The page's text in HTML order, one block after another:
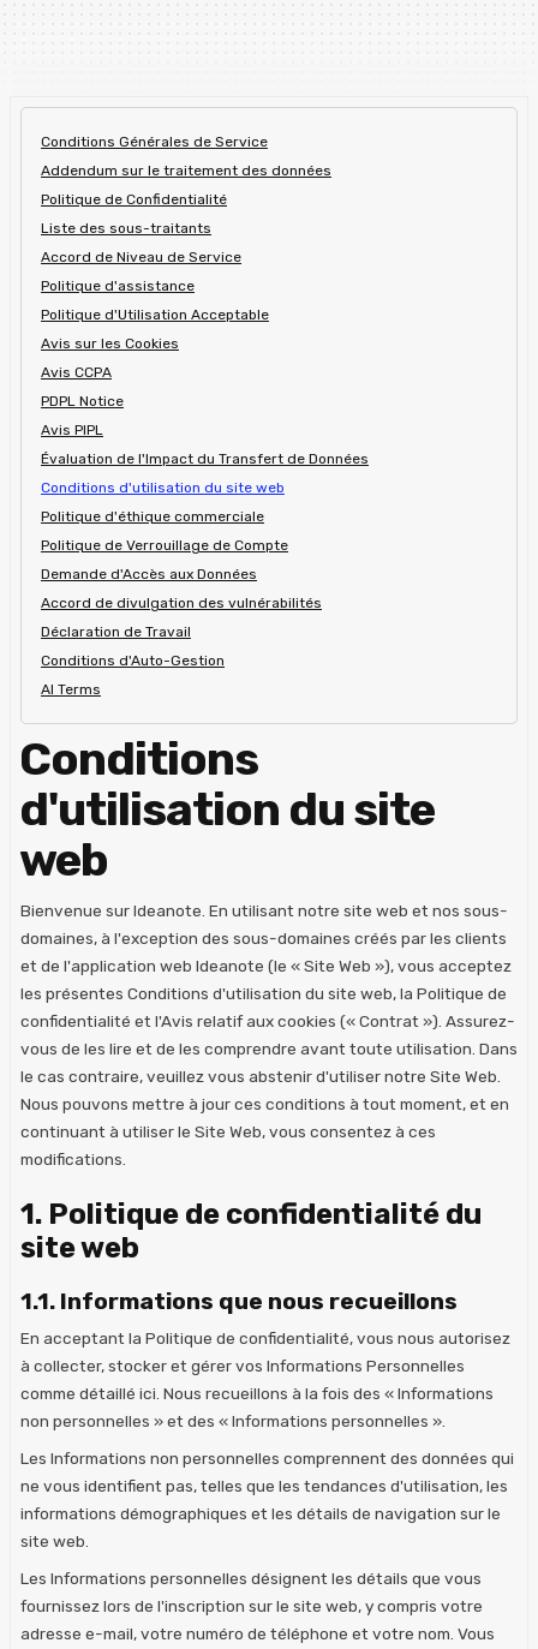
Conditions Générales de Service
Addendum sur le traitement des données
Politique de Confidentialité
Liste des sous-traitants
Accord de Niveau de Service
Politique d'assistance
Politique d'Utilisation Acceptable
Avis sur les Cookies
Avis CCPA
PDPL Notice
Avis PIPL
Évaluation de l'Impact du Transfert de Données
Conditions d'utilisation du site web
Politique d'éthique commerciale
Politique de Verrouillage de Compte
Demande d'Accès aux Données
Accord de divulgation des vulnérabilités
Déclaration de Travail
Conditions d'Auto-Gestion
AI Terms
Conditions
d'utilisation du site
web
Bienvenue sur Ideanote. En utilisant notre site web et nos sous-
domaines, à l'exception des sous-domaines créés par les clients
et de l'application web Ideanote (le « Site Web »), vous acceptez
les présentes Conditions d'utilisation du site web, la Politique de
confidentialité et l'Avis relatif aux cookies (« Contrat »). Assurez-
vous de les lire et de les comprendre avant toute utilisation. Dans
le cas contraire, veuillez vous abstenir d'utiliser notre Site Web.
Nous pouvons mettre à jour ces conditions à tout moment, et en
continuant à utiliser le Site Web, vous consentez à ces
modifications.
1. Politique de confidentialité du
site web
1.1. Informations que nous recueillons
En acceptant la Politique de confidentialité, vous nous autorisez
à collecter, stocker et gérer vos Informations Personnelles
comme détaillé ici. Nous recueillons à la fois des « Informations
non personnelles » et des « Informations personnelles ».
Les Informations non personnelles comprennent des données qui
ne vous identifient pas, telles que les tendances d'utilisation, les
informations démographiques et les détails de navigation sur le
site web.
Les Informations personnelles désignent les détails que vous
fournissez lors de l'inscription sur le site web, y compris votre
adresse e-mail, votre numéro de téléphone et votre nom. Vous